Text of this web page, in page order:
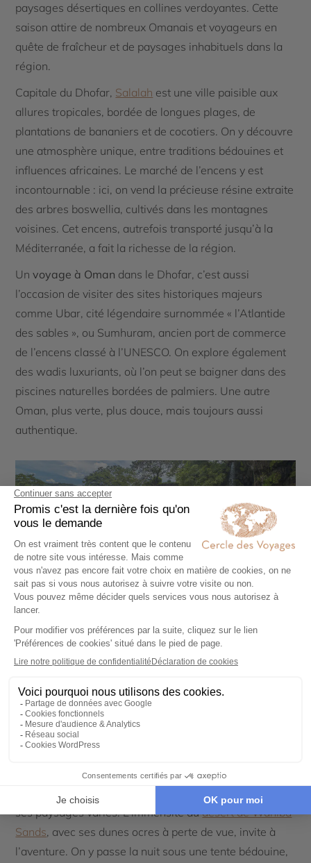
paysages désertiques en collines verdoyantes. Cette
saison attire de nombreux Omanais et voyageurs en
quête de fraîcheur et de paysages inhabituels dans la
région.
Capitale du Dhofar, Salalah est une ville paisible aux
allures tropicales, bordée de longues plages, de
plantations de bananiers et de cocotiers. On y découvre
une atmosphère unique, entre traditions bédouines et
influences africaines. Le marché de l’encens y est
incontournable : ici, on vend la précieuse résine extraite
des arbres boswellia, cultivés dans les montagnes
voisines. Cet encens, autrefois transporté jusqu’à la
Méditerranée, a fait la richesse de la région.
Unvoyage à Oman dans le Dhofar, c’est aussi
l’occasion de visiter des sites historiques majeurs
comme Ubar, cité légendaire surnommée « l’Atlantide
des sables », ou Sumhuram, ancien port de commerce
de l’encens classé à l’UNESCO. On explore également
des wadis luxuriants, où l’on peut se baigner dans des
piscines naturelles bordées de palmiers. Une autre
Oman, plus verte, plus douce, mais toujours aussi
authentique.
Salalah, Sultanat d'Oman
Déserts, wadis et cités
fortifiées : l’Oman des grands
Au-delà du Musandam et du Dhofar, Oman séduit par
ses paysages variés. L’immensité dudésert de Wahiba
Sands, avec ses dunes ocres à perte de vue, invite à
l’aventure. On y passe la nuit sous une tente bédouine,